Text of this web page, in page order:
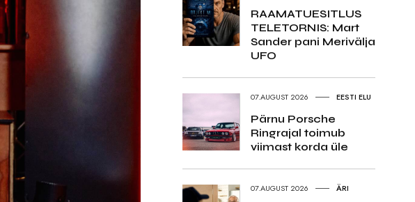
RAAMATUESITLUS
TELETORNIS: Mart
Sander pani Merivälja
UFO
07.AUGUST 2026 EESTI ELU
Pärnu Porsche
Ringrajal toimub
viimast korda üle
07.AUGUST 2026 ÄRI